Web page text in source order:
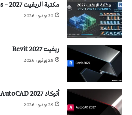
مكتبة الريفيت 2027 – Revit 2027 Libraries
30 يونيو، 2026
ريفيت 2027 Revit
29 يونيو، 2026
أتوكاد 2027 AutoCAD
29 يونيو، 2026